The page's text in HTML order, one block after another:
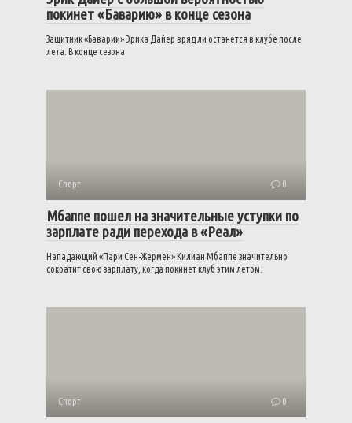
покинет «Баварию» в конце сезона
Защитник «Баварии» Эрика Дайер вряд ли останется в клубе после
лета. В конце сезона
Спорт 0
Мбаппе пошел на значительные уступки по
зарплате ради перехода в «Реал»
Нападающий «Пари Сен-Жермен» Килиан Мбаппе значительно
сократит свою зарплату, когда покинет клуб этим летом.
Спорт 0